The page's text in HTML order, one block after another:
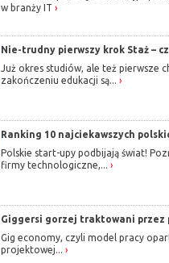
w branży IT
Nie-trudny pierwszy krok Staż –
Już okres studiów, ale też pierwsze
zakończeniu edukacji są...
Ranking 10 najciekawszych
Polskie start-upy podbijają świat!
firmy technologiczne,...
Giggersi gorzej traktowani przez
Gig economy, czyli model pracy
projektowej...